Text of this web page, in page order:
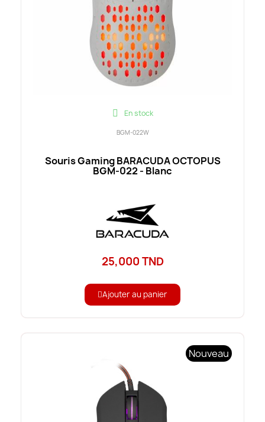
En stock
BGM-022W
Souris Gaming BARACUDA OCTOPUS
BGM-022 - Blanc
25,000 TND
Ajouter au panier
Nouveau